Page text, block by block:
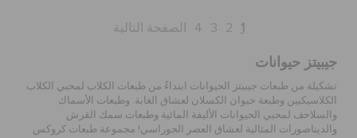
1
2
3
4 الصفحة التالية
جيبيتز حيوانات
تشكيلة من طبعات جيبيتز الحيوانات ابتداءً من طبعات الكلاب لمحبي الكلاب
الكلاسيكيين وطبعة حيوان الكسلان لعشاق الغابة. وطبعات الأسماك
والسلاحف لمحبي الحيوانات الأليفة المائية وطبعات سمك القرش
والديناصورات المثالية لعشاق العصر الجوراسي! مجموعة طبعات كروكس